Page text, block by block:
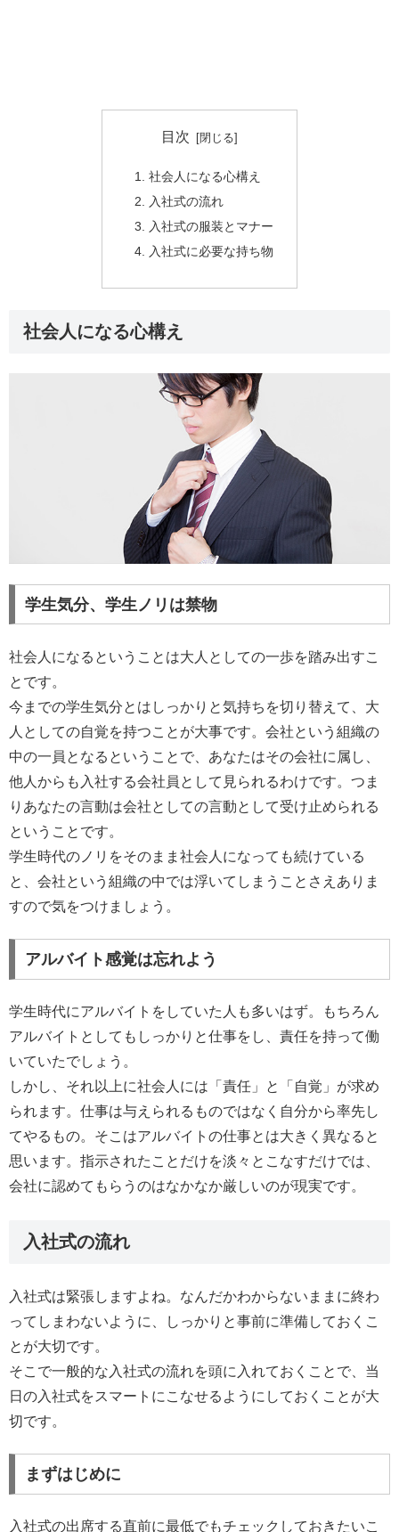
目次
社会人になる心構え
入社式の流れ
入社式の服装とマナー
入社式に必要な持ち物
社会人になる心構え
学生気分、学生ノリは禁物
社会人になるということは大人としての一歩を踏み出すこ
とです。
今までの学生気分とはしっかりと気持ちを切り替えて、大
人としての自覚を持つことが大事です。会社という組織の
中の一員となるということで、あなたはその会社に属し、
他人からも入社する会社員として見られるわけです。つま
りあなたの言動は会社としての言動として受け止められる
ということです。
学生時代のノリをそのまま社会人になっても続けている
と、会社という組織の中では浮いてしまうことさえありま
すので気をつけましょう。
アルバイト感覚は忘れよう
学生時代にアルバイトをしていた人も多いはず。もちろん
アルバイトとしてもしっかりと仕事をし、責任を持って働
いていたでしょう。
しかし、それ以上に社会人には「責任」と「自覚」が求め
られます。仕事は与えられるものではなく自分から率先し
てやるもの。そこはアルバイトの仕事とは大きく異なると
思います。指示されたことだけを淡々とこなすだけでは、
会社に認めてもらうのはなかなか厳しいのが現実です。
入社式の流れ
入社式は緊張しますよね。なんだかわからないままに終わ
ってしまわないように、しっかりと事前に準備しておくこ
とが大切です。
そこで一般的な入社式の流れを頭に入れておくことで、当
日の入社式をスマートにこなせるようにしておくことが大
切です。
まずはじめに
入社式の出席する直前に最低でもチェックしておきたいこ